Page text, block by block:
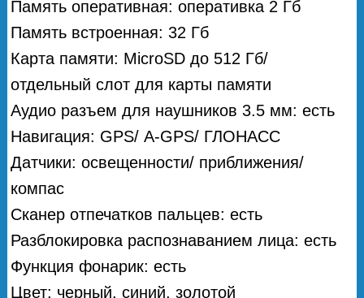
Память оперативная: оперативка 2 Гб
Память встроенная: 32 Гб
Карта памяти: MicroSD до 512 Гб/
отдельный слот для карты памяти
Аудио разъем для наушников 3.5 мм: есть
Навигация: GPS/ А-GPS/ ГЛОНАСС
Датчики: освещенности/ приближения/
компас
Сканер отпечатков пальцев: есть
Разблокировка распознаванием лица: есть
Функция фонарик: есть
Цвет: черный, синий, золотой